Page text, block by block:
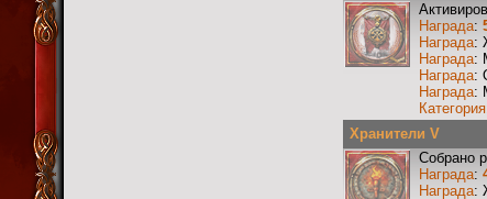
Награда:
Награда:
Награда:
Награда:
Награда:
Категория
Хранители V
Собрано
Награда:
Награда: